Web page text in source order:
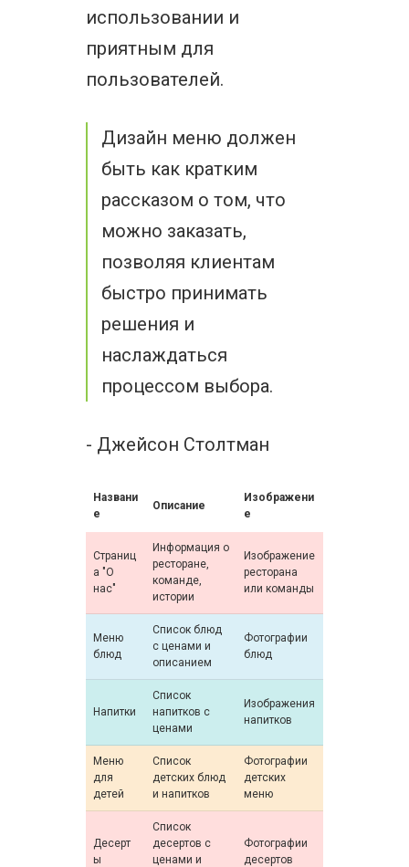
использовании и
приятным для
пользователей.
Дизайн меню должен
быть как кратким
рассказом о том, что
можно заказать,
позволяя клиентам
быстро принимать
решения и
наслаждаться
процессом выбора.
- Джейсон Столтман
Названи
е
Описание
Изображени
е
Страниц
а "О
нас"
Информация о
ресторане,
команде,
истории
Изображение
ресторана
или команды
Меню
блюд
Список блюд
с ценами и
описанием
Фотографии
блюд
Напитки
Список
напитков с
ценами
Изображения
напитков
Меню
для
детей
Список
детских блюд
и напитков
Фотографии
детских
меню
Десерт
ы
Список
десертов с
ценами и
Фотографии
десертов